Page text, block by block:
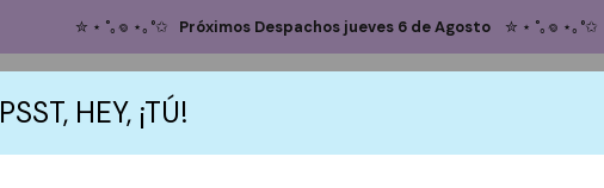
PSST, HEY, ¡TÚ!
✮ ⋆ ˚｡𖦹 ⋆｡°✩ Próximos Despachos jueves 6 de Agosto ✮ ⋆ ˚｡𖦹 ⋆｡°✩
Inicio TAZAS SIGNOS Taza Pisces